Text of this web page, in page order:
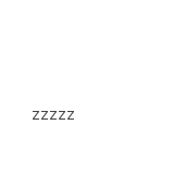
zzzzz